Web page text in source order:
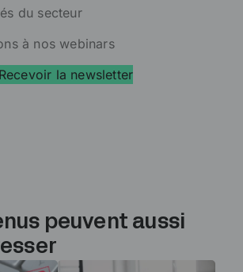
du secteur
à nos webinars
Recevoir la newsletter
peuvent aussi